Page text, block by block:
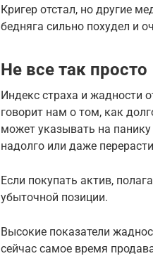
Кригер отстал, но другие
бедняга сильно похудел и
Не все так просто
Индекс страха и жадности
говорит нам о том, как
может указывать на панику
надолго или даже
Если покупать актив,
убыточной позиции.
Высокие показатели
сейчас самое время